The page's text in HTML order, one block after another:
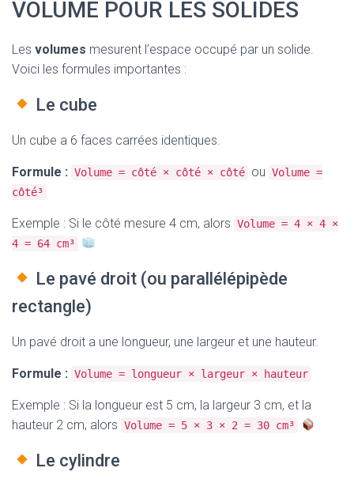
VOLUME POUR LES SOLIDES
Les volumes mesurent l’espace occupé par un solide.
Voici les formules importantes :
Le cube
Un cube a 6 faces carrées identiques.
Formule : Volume = côté × côté × côté ou Volume =
côté³
Exemple : Si le côté mesure 4 cm, alors Volume = 4 × 4 ×
4 = 64 cm³
Le pavé droit (ou parallélépipède
rectangle)
Un pavé droit a une longueur, une largeur et une hauteur.
Formule : Volume = longueur × largeur × hauteur
Exemple : Si la longueur est 5 cm, la largeur 3 cm, et la
hauteur 2 cm, alors Volume = 5 × 3 × 2 = 30 cm³
Le cylindre